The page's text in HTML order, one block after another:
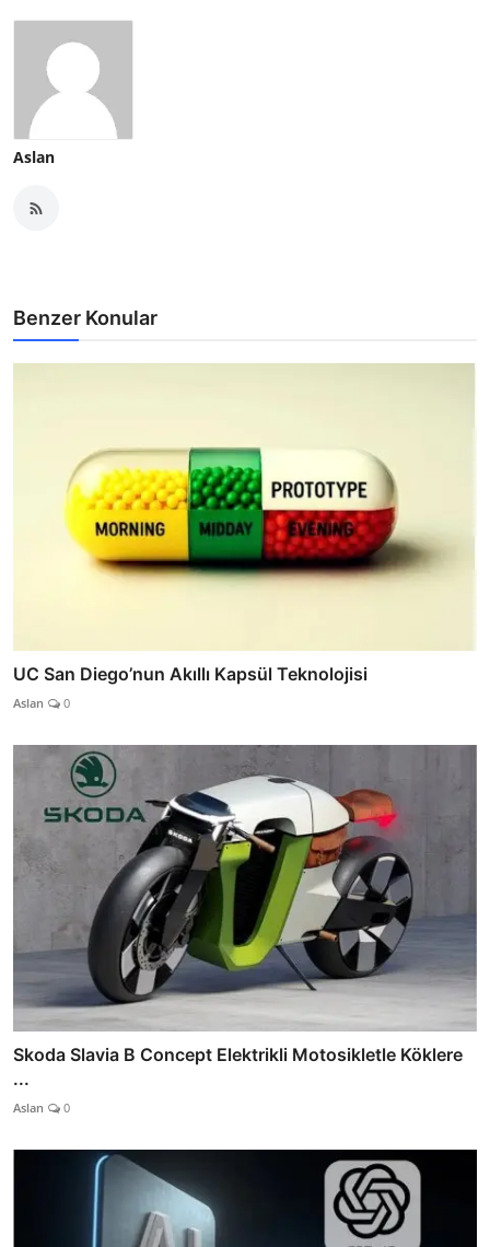
Aslan
Benzer Konular
UC San Diego’nun Akıllı Kapsül Teknolojisi
Aslan 0
Skoda Slavia B Concept Elektrikli Motosikletle Köklere
...
Aslan 0